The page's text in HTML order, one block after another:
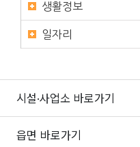
생활정보
일자리
시설·사업소 바로가기
읍면 바로가기